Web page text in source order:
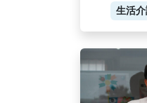
生活